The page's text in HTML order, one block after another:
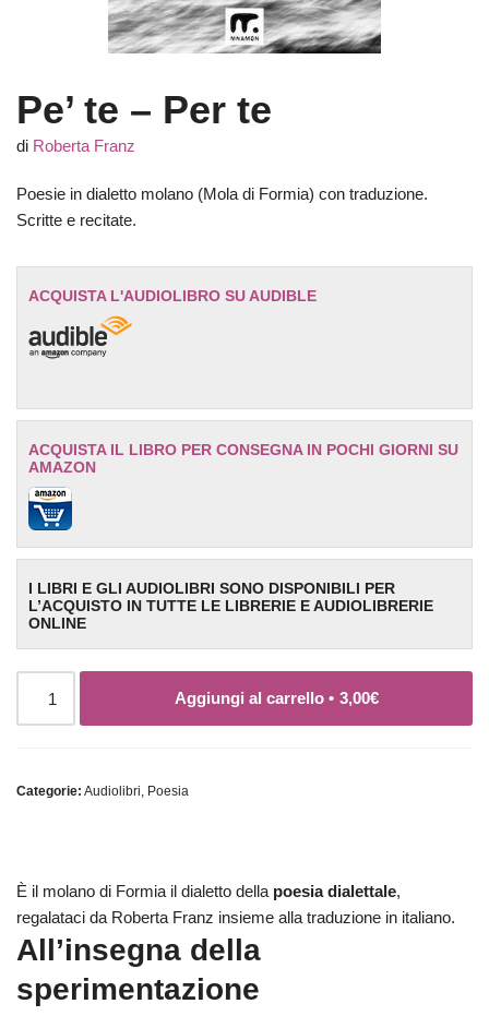
Pe’ te – Per te
di Roberta Franz
Poesie in dialetto molano (Mola di Formia) con traduzione.
Scritte e recitate.
ACQUISTA L'AUDIOLIBRO SU AUDIBLE
ACQUISTA IL LIBRO PER CONSEGNA IN POCHI GIORNI SU
AMAZON
I LIBRI E GLI AUDIOLIBRI SONO DISPONIBILI PER
L’ACQUISTO IN TUTTE LE LIBRERIE E AUDIOLIBRERIE
ONLINE
Aggiungi al carrello • 3,00€
Categorie: Audiolibri, Poesia
È il molano di Formia il dialetto della poesia dialettale,
regalataci da Roberta Franz insieme alla traduzione in italiano.
All’insegna della
sperimentazione